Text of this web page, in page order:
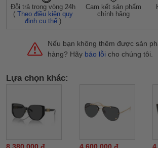
Đỗi trả trong vòng 24h
(Theo điều kiện quy
định cụ thể )
Cam kết sản phẩm
chính hãng
Nếu bạn không thêm được sản
hàng? Hãy báo lỗi cho chúng tôi.
Lựa chọn khác: